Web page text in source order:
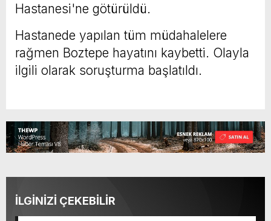
Hastanesi'ne götürüldü.
Hastanede yapılan tüm müdahalelere
rağmen Boztepe hayatını kaybetti. Olayla
ilgili olarak soruşturma başlatıldı.
İLGİNİZİ ÇEKEBİLİR